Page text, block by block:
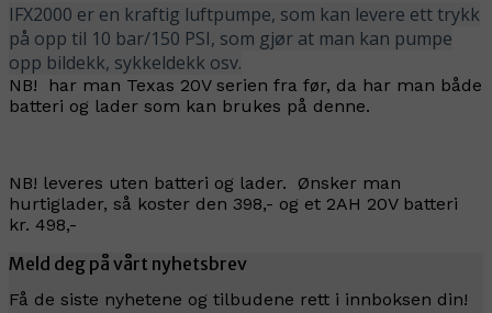
IFX2000 er en kraftig luftpumpe, som kan levere ett trykk
på opp til 10 bar/150 PSI, som gjør at man kan pumpe
opp bildekk, sykkeldekk osv.
NB! har man Texas 20V serien fra før, da har man både
batteri og lader som kan brukes på denne.
NB! leveres uten batteri og lader. Ønsker man
hurtiglader, så koster den 398,- og et 2AH 20V batteri
kr. 498,-
Meld deg på vårt nyhetsbrev
Få de siste nyhetene og tilbudene rett i innboksen din!